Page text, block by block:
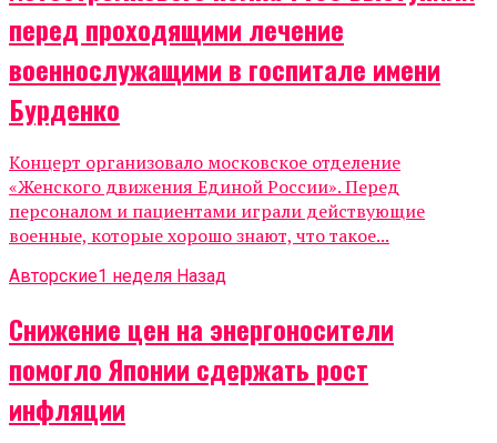
перед проходящими лечение
военнослужащими в госпитале имени
Бурденко
Концерт организовало московское отделение
«Женского движения Единой России». Перед
персоналом и пациентами играли действующие
военные, которые хорошо знают, что такое...
Авторские1 неделя Назад
Снижение цен на энергоносители
помогло Японии сдержать рост
инфляции